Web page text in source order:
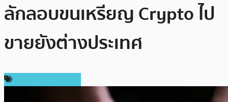
ลักลอบขนเหรียญ Crypto ไป
ขายยังต่างประเทศ